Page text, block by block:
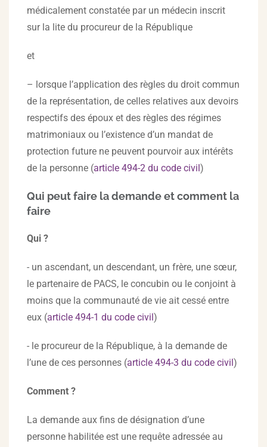
médicalement constatée par un médecin inscrit
sur la lite du procureur de la République
et
– lorsque l’application des règles du droit commun
de la représentation, de celles relatives aux devoirs
respectifs des époux et des règles des régimes
matrimoniaux ou l’existence d’un mandat de
protection future ne peuvent pourvoir aux intérêts
de la personne (article 494-2 du code civil)
Qui peut faire la demande et comment la
faire
Qui ?
- un ascendant, un descendant, un frère, une sœur,
le partenaire de PACS, le concubin ou le conjoint à
moins que la communauté de vie ait cessé entre
eux (article 494-1 du code civil)
- le procureur de la République, à la demande de
l’une de ces personnes (article 494-3 du code civil)
Comment ?
La demande aux fins de désignation d’une
personne habilitée est une requête adressée au